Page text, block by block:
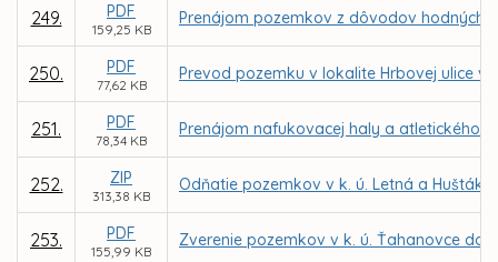
249. PDF
159,25 KB
Prenájom pozemkov z dôvodov hodných
250. PDF
77,62 KB
Prevod pozemku v lokalite Hrbovej ulice v
251. PDF
78,34 KB
Prenájom nafukovacej haly a atletického
252. ZIP
313,38 KB
Odňatie pozemkov v k. ú. Letná a
253. PDF
155,99 KB
Zverenie pozemkov v k. ú. Ťahanovce do